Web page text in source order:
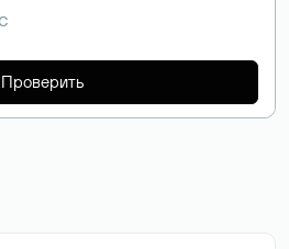
Проверить